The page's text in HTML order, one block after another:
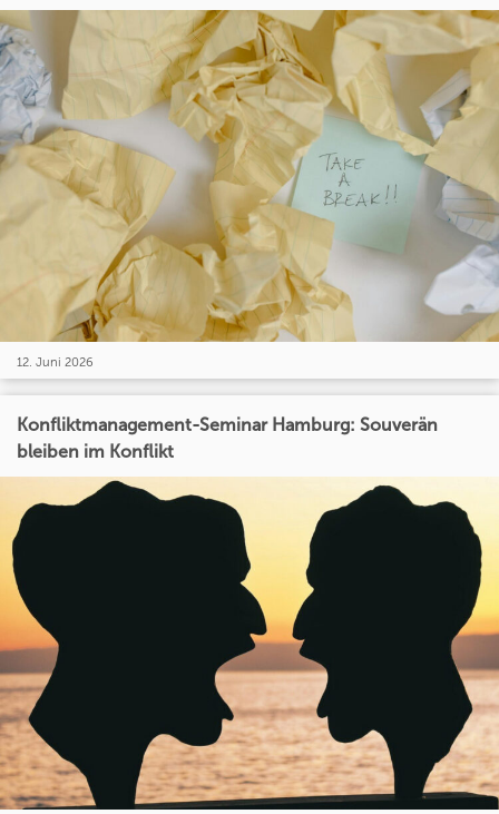
12. Juni 2026
Konfliktmanagement-Seminar Hamburg: Souverän
bleiben im Konflikt